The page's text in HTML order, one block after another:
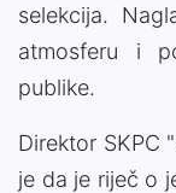
selekcija.
atmosferu i
publike.
Direktor SKPC
je da je riječ o